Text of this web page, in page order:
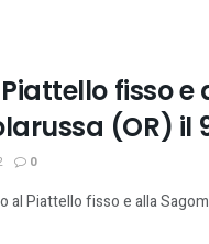
fisso
(OR) il
0
al Piattello fisso e alla